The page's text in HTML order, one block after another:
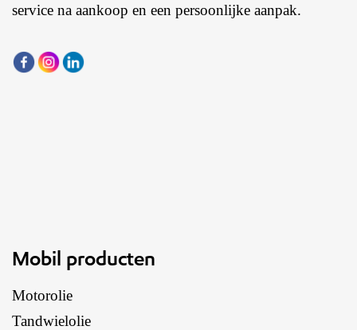
service na aankoop en een persoonlijke aanpak.
Mobil producten
Motorolie
Tandwielolie